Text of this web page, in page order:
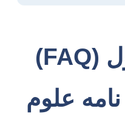
سؤالات متداول (FAQ)
علوم